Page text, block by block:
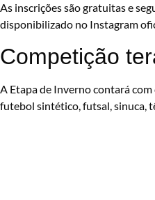
As inscrições são gratuitas e
disponibilizado no Instagram
Competição
A Etapa de Inverno contará
futebol sintético, futsal, sinuca,